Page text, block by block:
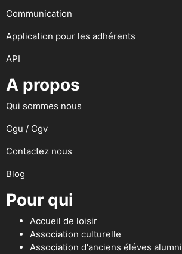
Communication
Application pour les adhérents
API
A propos
Qui sommes nous
Cgu / Cgv
Contactez nous
Blog
Pour qui
Accueil de loisir
Association culturelle
Association d'anciens éléves alumni